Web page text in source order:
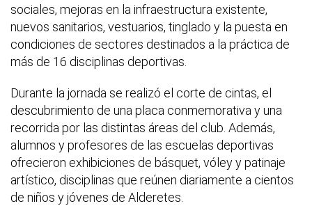
sociales, mejoras en la infraestructura existente,
nuevos sanitarios, vestuarios, tinglado y la puesta en
condiciones de sectores destinados a la práctica de
más de 16 disciplinas deportivas.
Durante la jornada se realizó el corte de cintas, el
descubrimiento de una placa conmemorativa y una
recorrida por las distintas áreas del club. Además,
alumnos y profesores de las escuelas deportivas
ofrecieron exhibiciones de básquet, vóley y patinaje
artístico, disciplinas que reúnen diariamente a cientos
de niños y jóvenes de Alderetes.